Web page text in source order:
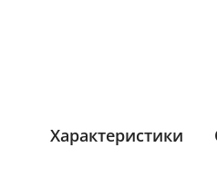
Характеристики